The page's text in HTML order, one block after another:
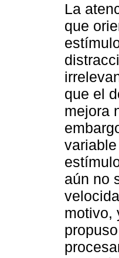
La
que
que el
mejora
aún no
motivo,